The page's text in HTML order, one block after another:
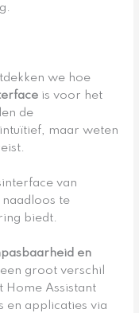
we hoe
is voor het
de
maar weten
van
te
biedt.
en
groot verschil
Home Assistant
en applicaties via